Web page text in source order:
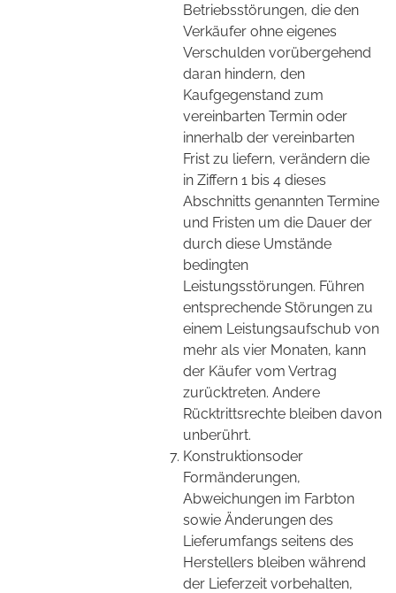
Betriebsstörungen, die den
Verkäufer ohne eigenes
Verschulden vorübergehend
daran hindern, den
Kaufgegenstand zum
vereinbarten Termin oder
innerhalb der vereinbarten
Frist zu liefern, verändern die
in Ziffern 1 bis 4 dieses
Abschnitts genannten Termine
und Fristen um die Dauer der
durch diese Umstände
bedingten
Leistungsstörungen. Führen
entsprechende Störungen zu
einem Leistungsaufschub von
mehr als vier Monaten, kann
der Käufer vom Vertrag
zurücktreten. Andere
Rücktrittsrechte bleiben davon
unberührt.
Konstruktionsoder
Formänderungen,
Abweichungen im Farbton
sowie Änderungen des
Lieferumfangs seitens des
Herstellers bleiben während
der Lieferzeit vorbehalten,